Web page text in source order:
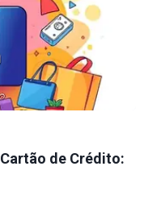
de Crédito: